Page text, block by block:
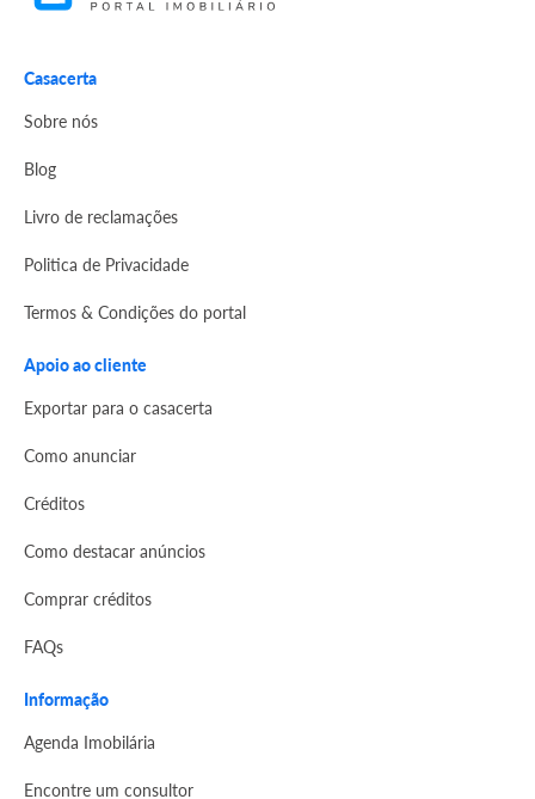
Casacerta
Sobre nós
Blog
Livro de reclamações
Politica de Privacidade
Termos & Condições do portal
Apoio ao cliente
Exportar para o casacerta
Como anunciar
Créditos
Como destacar anúncios
Comprar créditos
FAQs
Informação
Agenda Imobilária
Encontre um consultor